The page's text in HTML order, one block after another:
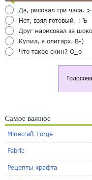
Да, рисовал три часа.
Нет, взял готовый. :-Ъ
Друг нарисовал за
Купил, я олигарх. B-)
Что такое скин? O_o
Самое важное
Minecraft Forge
Fabric
Рецепты крафта